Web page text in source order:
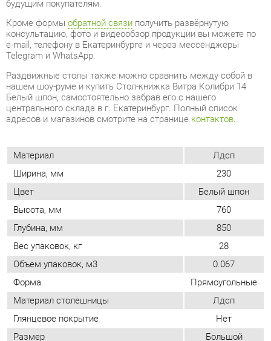
Белый шпон, самостоятельно забрав его с нашего
центрального склада в г. Екатеринбург. Полный список
адресов и магазинов смотрите на страницеконтактов.
Материал
Ширина, мм
230
Цвет
Белый шпон
Высота, мм
760
Вес упаковок, кг
28
Объем упаковок, м3
0.067
Форма
Прямоугольные
Материал столешницы
Лдсп
Глянцевое покрытие
Нет
Размер
Большой
Опора
Ножки
Толщина, мм
16
Стол-книжка Да
Тип (если нет нужного значения то
этот пункт не заполняется) Складной
Максимальная ширина, мм
1650